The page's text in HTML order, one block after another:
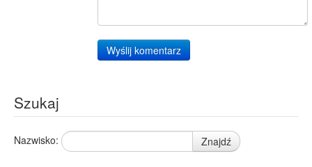
Wyślij komentarz
Szukaj
Nazwisko: Znajdź